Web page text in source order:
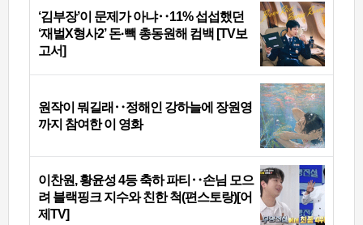
‘김부장’이 문제가 아냐‥11% 섭섭했던
‘재벌X형사2’ 돈·빽 총동원해 컴백 [TV보
고서]
원작이 뭐길래‥정해인 강하늘에 장원영
까지 참여한 이 영화
이찬원, 황윤성 4등 축하 파티‥손님 모으
려 블랙핑크 지수와 친한 척(편스토랑)[어
제TV]